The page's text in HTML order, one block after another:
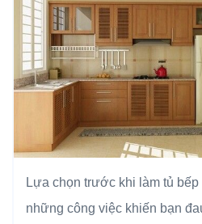
Lựa chọn trước khi làm tủ bếp
những công việc khiến bạn